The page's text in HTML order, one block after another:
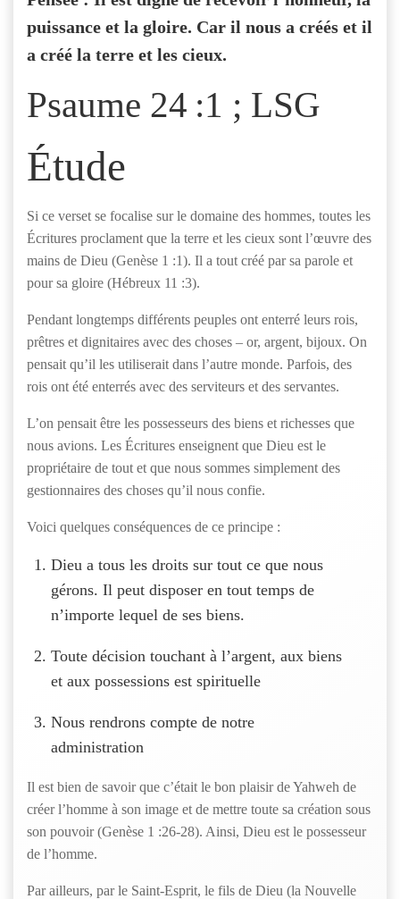
puissance et la gloire. Car il nous a créés et il
a créé la terre et les cieux.
Psaume 24 :1 ; LSG
Étude
Si ce verset se focalise sur le domaine des hommes, toutes les
Écritures proclament que la terre et les cieux sont l’œuvre des
mains de Dieu (Genèse 1 :1). Il a tout créé par sa parole et
pour sa gloire (Hébreux 11 :3).
Pendant longtemps différents peuples ont enterré leurs rois,
prêtres et dignitaires avec des choses – or, argent, bijoux. On
pensait qu’il les utiliserait dans l’autre monde. Parfois, des
rois ont été enterrés avec des serviteurs et des servantes.
L’on pensait être les possesseurs des biens et richesses que
nous avions. Les Écritures enseignent que Dieu est le
propriétaire de tout et que nous sommes simplement des
gestionnaires des choses qu’il nous confie.
Voici quelques conséquences de ce principe :
Dieu a tous les droits sur tout ce que nous
gérons. Il peut disposer en tout temps de
n’importe lequel de ses biens.
Toute décision touchant à l’argent, aux biens
et aux possessions est spirituelle
Nous rendrons compte de notre
administration
Il est bien de savoir que c’était le bon plaisir de Yahweh de
créer l’homme à son image et de mettre toute sa création sous
son pouvoir (Genèse 1 :26-28). Ainsi, Dieu est le possesseur
de l’homme.
Par ailleurs, par le Saint-Esprit, le fils de Dieu (la Nouvelle